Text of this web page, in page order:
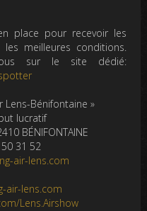
place pour recevoir les
meilleures conditions.
sur le site dédié:
Lens-Bénifontaine »
lucratif
BÉNIFONTAINE
50 31 52
air-lens.com
air-lens.com
Lens.Airshow